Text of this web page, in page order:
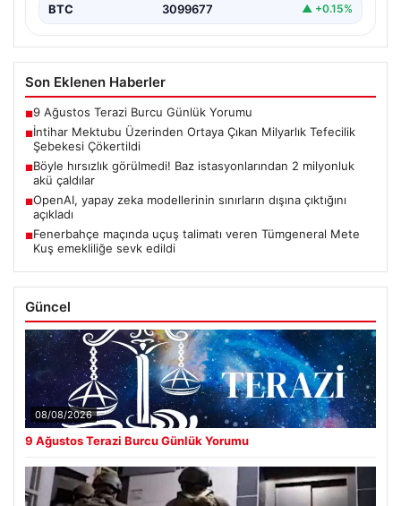
BTC 3099677 ▲ +0.15%
Son Eklenen Haberler
■9 Ağustos Terazi Burcu Günlük Yorumu
■İntihar Mektubu Üzerinden Ortaya Çıkan Milyarlık Tefecilik
Şebekesi Çökertildi
■Böyle hırsızlık görülmedi! Baz istasyonlarından 2 milyonluk
akü çaldılar
■OpenAI, yapay zeka modellerinin sınırların dışına çıktığını
açıkladı
■Fenerbahçe maçında uçuş talimatı veren Tümgeneral Mete
Kuş emekliliğe sevk edildi
Güncel
08/08/2026
9 Ağustos Terazi Burcu Günlük Yorumu